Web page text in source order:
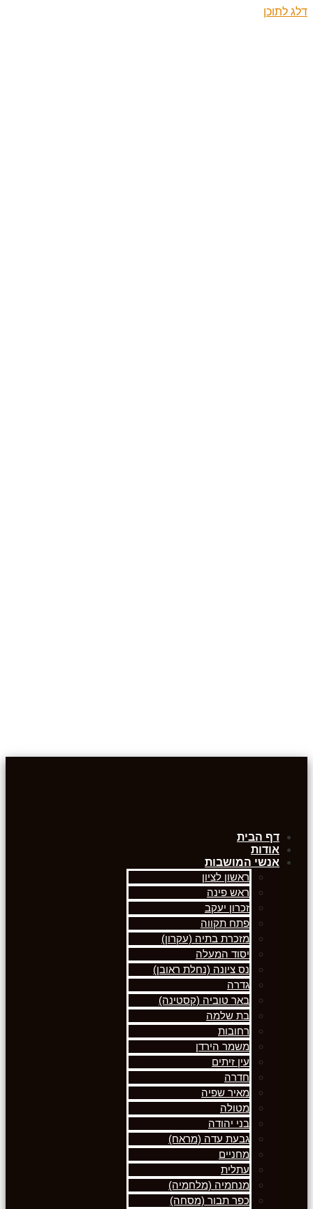
דלג לתוכן
דף הבית
אודות
אנשי המושבות
ראשון לציון
ראש פינה
זכרון יעקב
פתח תקווה
מזכרת בתיה (עקרון)
יסוד המעלה
נס ציונה (נחלת ראובן)
גדרה
באר טוביה (קסטינה)
בת שלמה
רחובות
משמר הירדן
עין זיתים
חדרה
מאיר שפיה
מטולה
בני יהודה
גבעת עדה (מראח)
מחניים
עתלית
מנחמיה (מלחמיה)
כפר תבור (מסחה)